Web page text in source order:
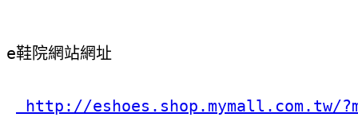
e鞋院網站網址
http://eshoes.shop.mymall.com.tw/